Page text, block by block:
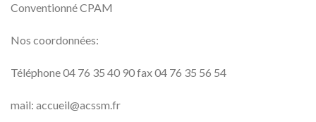
Conventionné CPAM
Nos coordonnées:
Téléphone 04 76 35 40 90 fax 04 76 35 56 54
mail: accueil@acssm.fr